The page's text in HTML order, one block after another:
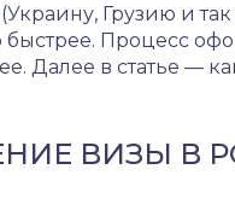
(Украину, Грузию и
быстрее. Процесс
Далее в статье —
ВИЗЫ В